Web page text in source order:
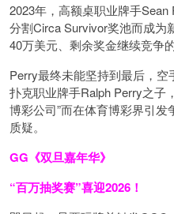
2023年，高额桌职业牌手
分割Circa Survivor奖池而成为
40万美元、剩余奖金继续竞争的
Perry最终未能坚持到最后，
扑克职业牌手Ralph Perry之子
博彩公司”而在体育博彩界引
质疑。
GG《双旦嘉年华》
“百万抽奖赛”喜迎2026！